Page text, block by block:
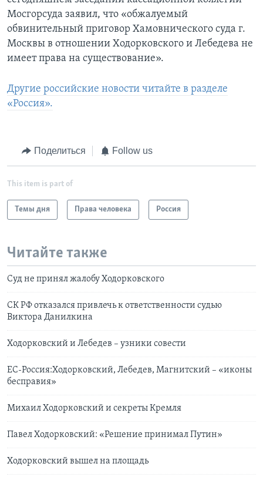
Мосгорсуда заявил, что «обжалуемый
обвинительный приговор Хамовнического суда г.
Москвы в отношении Ходорковского и Лебедева не
имеет права на существование».
Другие российские новости читайте в разделе
«Россия».
Поделиться Follow us
This item is part of
Темы дня Права человека Россия
Читайте также
Суд не принял жалобу Ходорковского
СК РФ отказался привлечь к ответственности судью
Виктора Данилкина
Ходорковский и Лебедев – узники совести
ЕС-Россия:Ходорковский, Лебедев, Магнитский – «иконы
бесправия»
Михаил Ходорковский и секреты Кремля
Павел Ходорковский: «Решение принимал Путин»
Ходорковский вышел на площадь